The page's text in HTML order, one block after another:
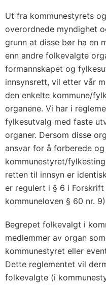
Ut fra kommunestyrets
overordnede myndighet
grunn at disse bør ha en
enn andre folkevalgte
formannskapet og
innsynsrett, vil etter vår
den enkelte kommune/
organene. Vi har i
fylkesutvalg med faste
organer. Dersom disse
ansvar for å forberede
kommune­styret/
retten til innsyn er
er regulert i § 6 i
kommuneloven § 60 nr.
Begrepet folkevalgt i
medlemmer av organ
kommunestyret eller
Dette reglementet vil
folkevalgte (i